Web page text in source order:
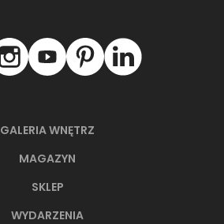
GALERIA WNĘTRZ
MAGAZYN
SKLEP
WYDARZENIA